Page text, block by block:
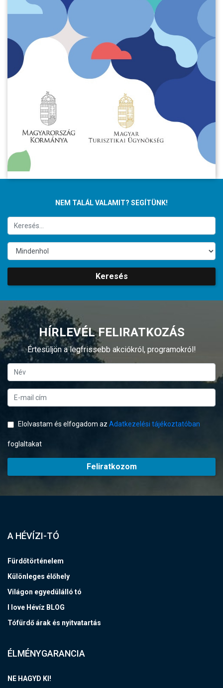
NEM TALÁL VALAMIT? SEGÍTÜNK!
Keresés
HÍRLEVÉL FELIRATKOZÁS
Értesüljön a legfrissebb akciókról, programokról!
Elolvastam és elfogadom az Adatkezelési tájékoztatóban
foglaltakat
Feliratkozom
A HÉVÍZI-TÓ
Fürdőtörténelem
Különleges élőhely
Világon egyedülálló tó
I love Hévíz BLOG
Tófürdő árak és nyitvatartás
ÉLMÉNYGARANCIA
NE HAGYD KI!